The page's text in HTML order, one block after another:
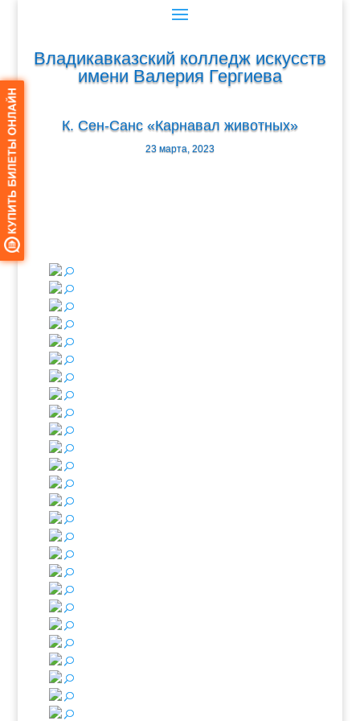
Владикавказский колледж искусств
имени Валерия Гергиева
К. Сен-Санс «Карнавал животных»
23 марта, 2023